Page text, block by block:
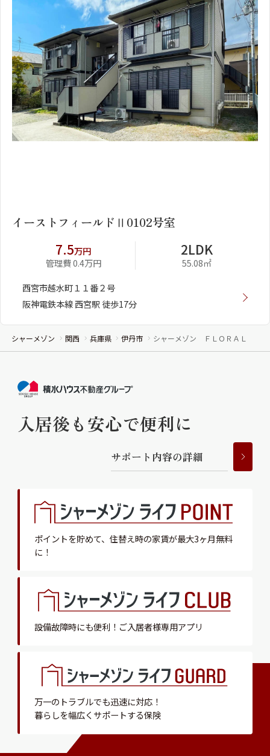
イーストフィールドⅡ0102号室
7.5万円
管理費 0.4万円
2LDK
55.08㎡
西宮市越水町１１番２号
阪神電鉄本線 西宮駅 徒歩17分
シャーメゾン 関西 兵庫県 伊丹市 シャーメゾン ＦＬＯＲＡＬ
入居後も安心で便利に
サポー ト 内容の詳細
ポイントを貯めて、 住替え時の家賃が最大3ヶ月無料
に！
設備故障時にも便利！ ご入居者様専用アプリ
万一のトラブルでも迅速に対応！
暮らしを幅広くサポートする保険